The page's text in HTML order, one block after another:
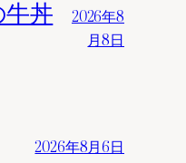
牛丼
2026年8
月8日
2026年8月6日